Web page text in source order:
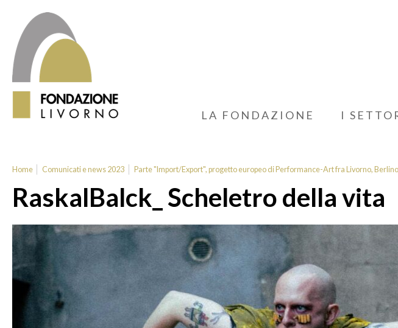
LA FONDAZIONE I
Home Comunicati e news 2023 Parte "Import/Export", progetto europeo di Performance-Art fra Livorno,
RaskalBalck_ Scheletro della vita